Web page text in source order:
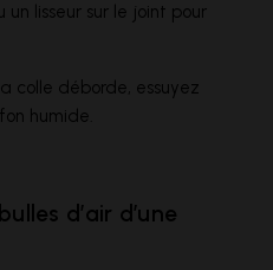
un lisseur sur le joint pour
colle déborde, essuyez
humide.
d’air d’une